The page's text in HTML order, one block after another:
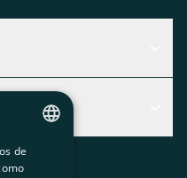
mejor
CATALAN
de